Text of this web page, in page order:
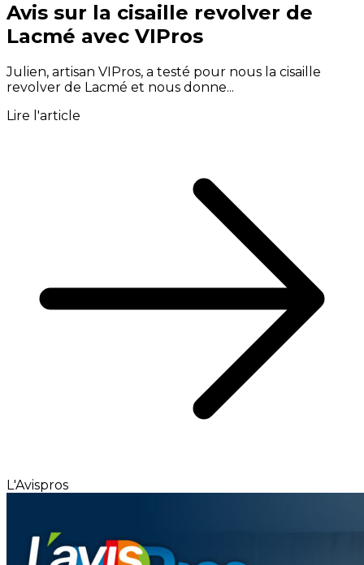
Avis sur la cisaille revolver de
Lacmé avec VIPros
Julien, artisan VIPros, a testé pour nous la cisaille
revolver de Lacmé et nous donne...
Lire l'article
L'Avispros